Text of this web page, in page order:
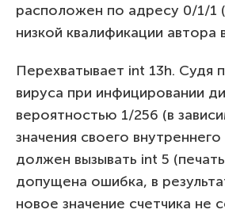
расположен по адресу 0/1/1
низкой квалификации автора
Перехватывает int 13h. Судя
вируса при инфицировании
вероятностью 1/256 (в
значения своего
должен вызывать int 5
допущена ошибка, в
новое значение счетчика не